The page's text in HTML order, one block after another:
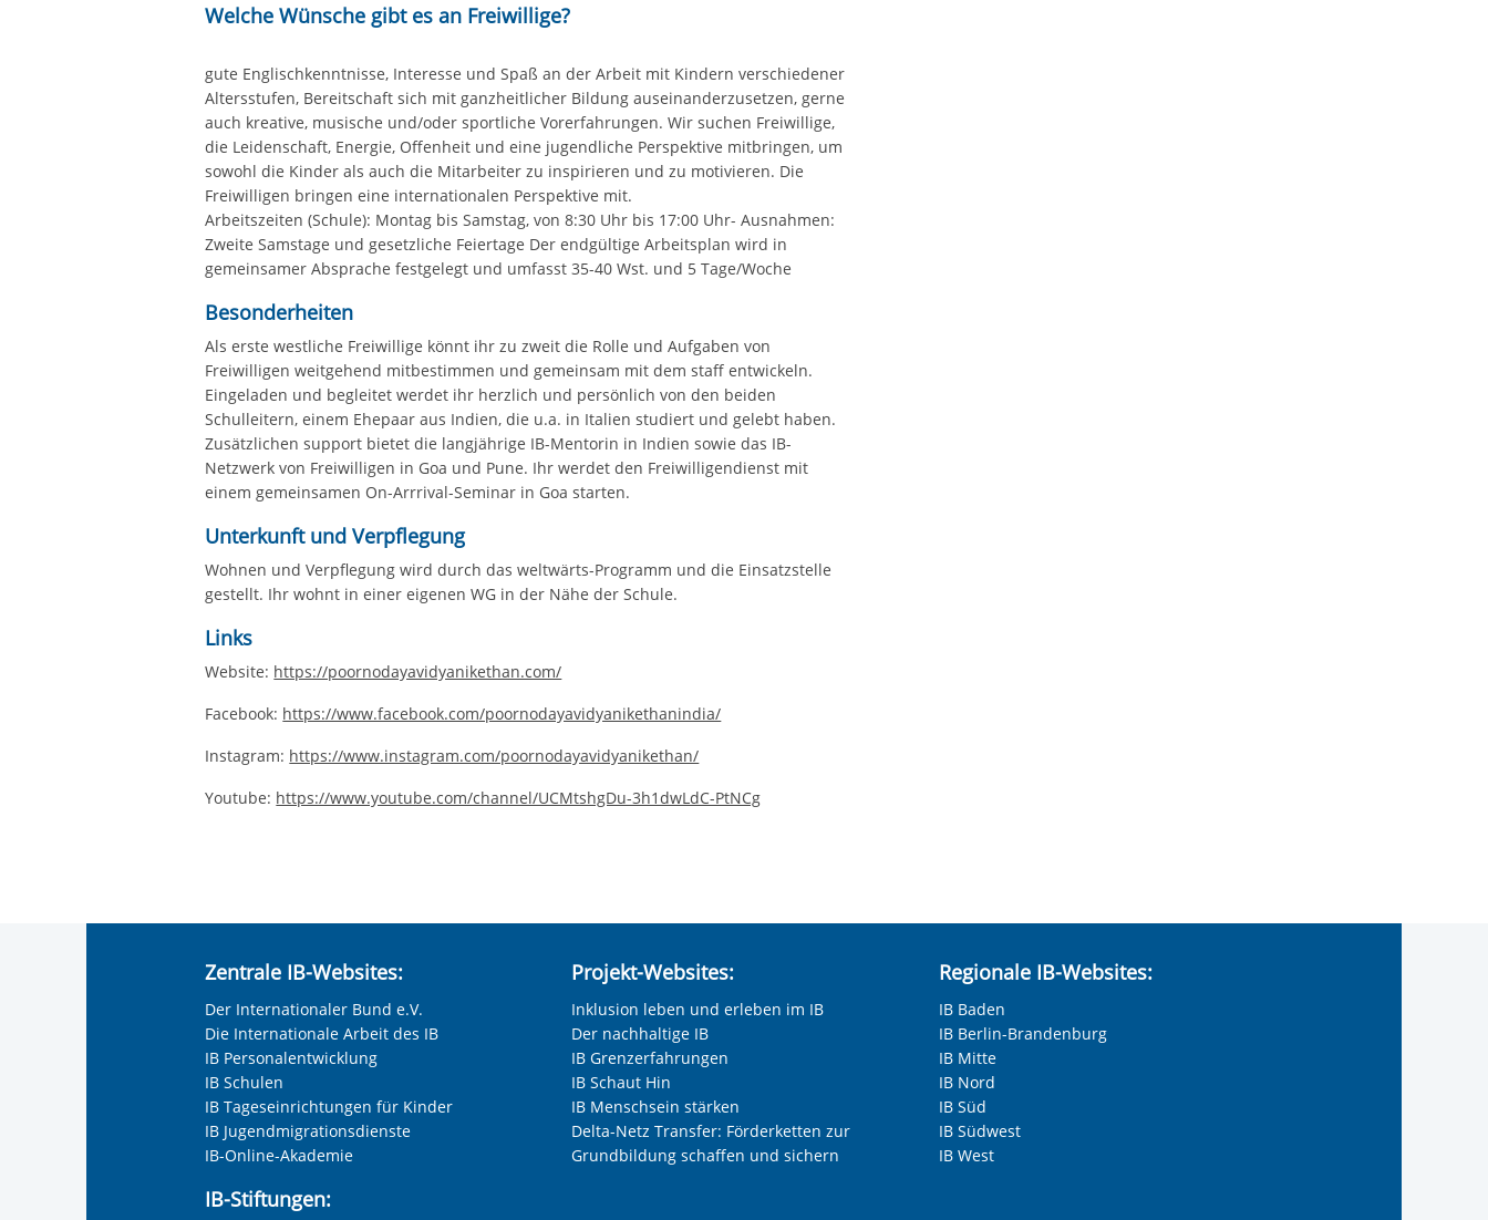
Welche Wünsche gibt es an Freiwillige?
gute Englischkenntnisse, Interesse und Spaß an der Arbeit mit Kindern verschiedener
Altersstufen, Bereitschaft sich mit ganzheitlicher Bildung auseinanderzusetzen, gerne
auch kreative, musische und/oder sportliche Vorerfahrungen. Wir suchen Freiwillige,
die Leidenschaft, Energie, Offenheit und eine jugendliche Perspektive mitbringen, um
sowohl die Kinder als auch die Mitarbeiter zu inspirieren und zu motivieren. Die
Freiwilligen bringen eine internationalen Perspektive mit.
Arbeitszeiten (Schule): Montag bis Samstag, von 8:30 Uhr bis 17:00 Uhr- Ausnahmen:
Zweite Samstage und gesetzliche Feiertage Der endgültige Arbeitsplan wird in
gemeinsamer Absprache festgelegt und umfasst 35-40 Wst. und 5 Tage/Woche
Besonderheiten
Als erste westliche Freiwillige könnt ihr zu zweit die Rolle und Aufgaben von
Freiwilligen weitgehend mitbestimmen und gemeinsam mit dem staff entwickeln.
Eingeladen und begleitet werdet ihr herzlich und persönlich von den beiden
Schulleitern, einem Ehepaar aus Indien, die u.a. in Italien studiert und gelebt haben.
Zusätzlichen support bietet die langjährige IB-Mentorin in Indien sowie das IB-
Netzwerk von Freiwilligen in Goa und Pune. Ihr werdet den Freiwilligendienst mit
einem gemeinsamen On-Arrrival-Seminar in Goa starten.
Unterkunft und Verpflegung
Wohnen und Verpflegung wird durch das weltwärts-Programm und die Einsatzstelle
gestellt. Ihr wohnt in einer eigenen WG in der Nähe der Schule.
Links
Website: https://poornodayavidyanikethan.com/
Facebook: https://www.facebook.com/poornodayavidyanikethanindia/
Instagram: https://www.instagram.com/poornodayavidyanikethan/
Youtube: https://www.youtube.com/channel/UCMtshgDu-3h1dwLdC-PtNCg
Zentrale IB-Websites:
Der Internationaler Bund e.V.
Die Internationale Arbeit des IB
IB Personalentwicklung
IB Schulen
IB Tageseinrichtungen für Kinder
IB Jugendmigrationsdienste
IB-Online-Akademie
IB-Stiftungen:
Projekt-Websites:
Inklusion leben und erleben im IB
Der nachhaltige IB
IB Grenzerfahrungen
IB Schaut Hin
IB Menschsein stärken
Delta-Netz Transfer: Förderketten zur
Grundbildung schaffen und sichern
Regionale IB-Websites:
IB Baden
IB Berlin-Brandenburg
IB Mitte
IB Nord
IB Süd
IB Südwest
IB West